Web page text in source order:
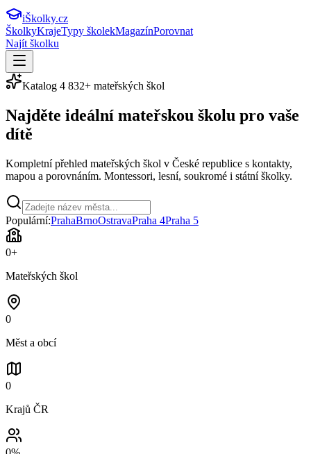
iŠkolky.cz
ŠkolkyKrajeTypy školekMagazínPorovnat
Najít školku
Katalog 4 832+ mateřských škol
Najděte ideální mateřskou školu pro vaše
dítě
Kompletní přehled mateřských škol v České republice s kontakty,
mapou a porovnáním. Montessori, lesní, soukromé i státní školky.
Populární:PrahaBrnoOstravaPraha 4Praha 5
0+
Mateřských škol
0
Měst a obcí
0
Krajů ČR